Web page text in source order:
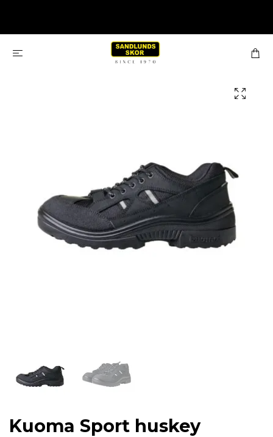
Kuoma Sport huskey